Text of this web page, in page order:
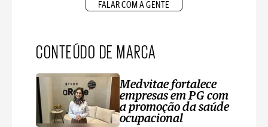
FALAR COM A GENTE
CONTEÚDO DE MARCA
Medvitae fortalece
empresas em PG com
a promoção da saúde
ocupacional